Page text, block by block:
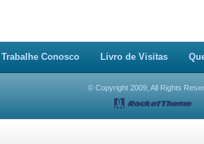
Trabalhe Conosco Livro de Visitas
© Copyright 2009, All Rights